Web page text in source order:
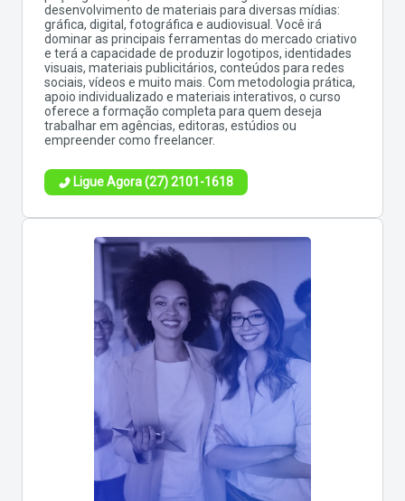
desenvolvimento de materiais para diversas mídias:
gráfica, digital, fotográfica e audiovisual. Você irá
dominar as principais ferramentas do mercado criativo
e terá a capacidade de produzir logotipos, identidades
visuais, materiais publicitários, conteúdos para redes
sociais, vídeos e muito mais. Com metodologia prática,
apoio individualizado e materiais interativos, o curso
oferece a formação completa para quem deseja
trabalhar em agências, editoras, estúdios ou
empreender como freelancer.
Ligue Agora (27) 2101-1618